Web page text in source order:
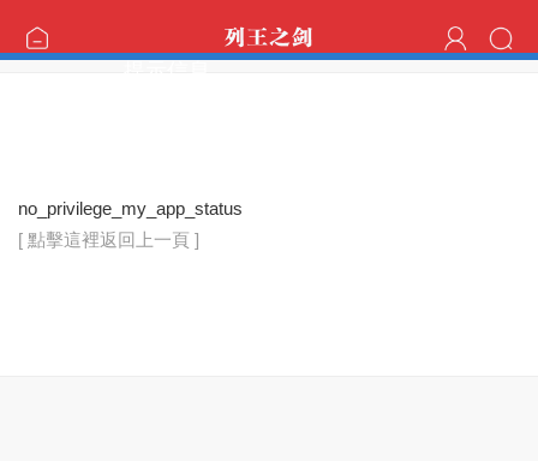
no_privilege_my_app_status
[ 點擊這裡返回上一頁 ]